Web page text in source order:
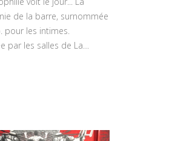
de la barre, surnommée
pour les intimes.
par les salles de La…